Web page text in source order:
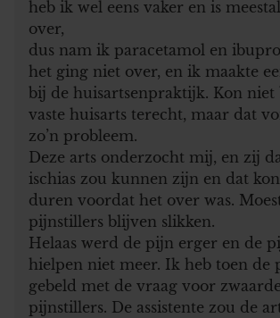
heb ik wel eens vaker en is
over,
dus nam ik paracetamol en
het ging niet over, en ik maakte
bij de huisartsenpraktijk. Kon
vaste huisarts terecht, maar dat
zo’n probleem.
Deze arts onderzocht mij, en zij
ischias zou kunnen zijn en dat
duren voordat het over was.
pijnstillers blijven slikken.
Helaas werd de pijn erger en de
hielpen niet meer. Ik heb toen de
gebeld met de vraag voor
pijnstillers. De assistente zou de